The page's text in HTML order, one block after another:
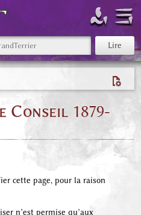
Conseil 1879-
cette page, pour la raison
n’est permise qu’aux